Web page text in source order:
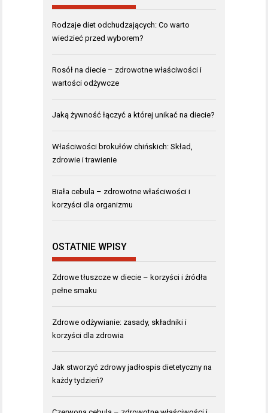
Rodzaje diet odchudzających: Co warto
wiedzieć przed wyborem?
Rosół na diecie – zdrowotne właściwości i
wartości odżywcze
Jaką żywność łączyć a której unikać na diecie?
Właściwości brokułów chińskich: Skład,
zdrowie i trawienie
Biała cebula – zdrowotne właściwości i
korzyści dla organizmu
OSTATNIE WPISY
Zdrowe tłuszcze w diecie – korzyści i źródła
pełne smaku
Zdrowe odżywianie: zasady, składniki i
korzyści dla zdrowia
Jak stworzyć zdrowy jadłospis dietetyczny na
każdy tydzień?